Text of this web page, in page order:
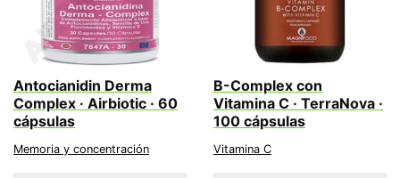
Antocianidin Derma
Complex · Airbiotic · 60
cápsulas
Memoria y concentración
B-Complex con
Vitamina C · TerraNova ·
100 cápsulas
Vitamina C